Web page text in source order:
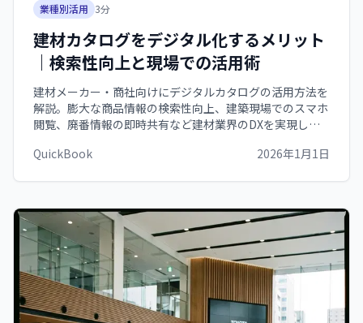
業種別活用 3分
建材カタログをデジタル化するメリット
｜検索性向上と現場での活用術
建材メーカー・商社向けにデジタルカタログの活用方法を
解説。膨大な商品情報の検索性向上、建築現場でのスマホ
閲覧、廃番情報の即時共有など建材業界のDXを実現しま
QuickBook
2026年1月1日